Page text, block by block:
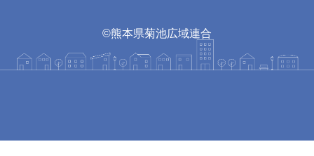
©熊本県菊池広域連合